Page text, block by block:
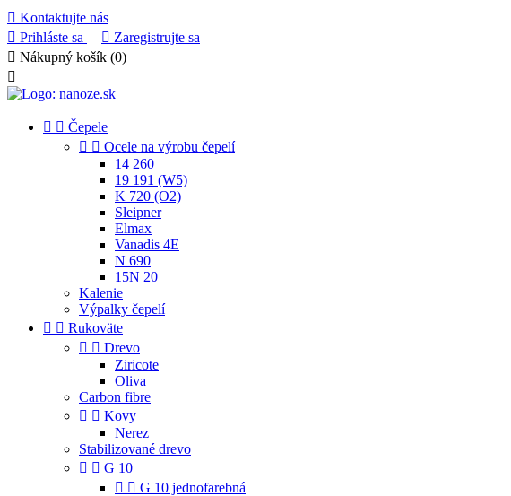
 Kontaktujte nás
 Prihláste sa  Zaregistrujte sa
 Nákupný košík (0)

  Čepele
  Ocele na výrobu čepelí
14 260
19 191 (W5)
K 720 (O2)
Sleipner
Elmax
Vanadis 4E
N 690
15N 20
Kalenie
Výpalky čepelí
  Rukoväte
  Drevo
Ziricote
Oliva
Carbon fibre
  Kovy
Nerez
Stabilizované drevo
  G 10
  G 10 jednofarebná